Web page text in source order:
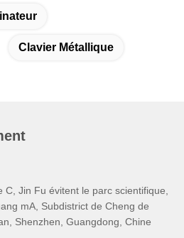
Clavier Métallique
C, Jin Fu évitent le parc scientifique,
mA, Subdistrict de Cheng de
Shenzhen, Guangdong, Chine